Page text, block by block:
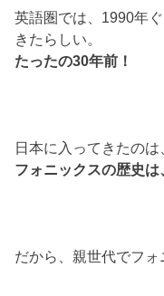
英語圏では、1990年
きたらしい。
たったの30年前！
日本に入ってきたのは
フォニックスの歴史は
だから、親世代でフォ